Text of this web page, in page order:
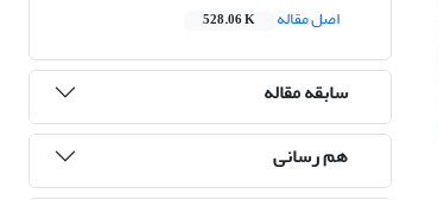
اصل مقاله
528.06 K
سابقه مقاله
هم رسانی